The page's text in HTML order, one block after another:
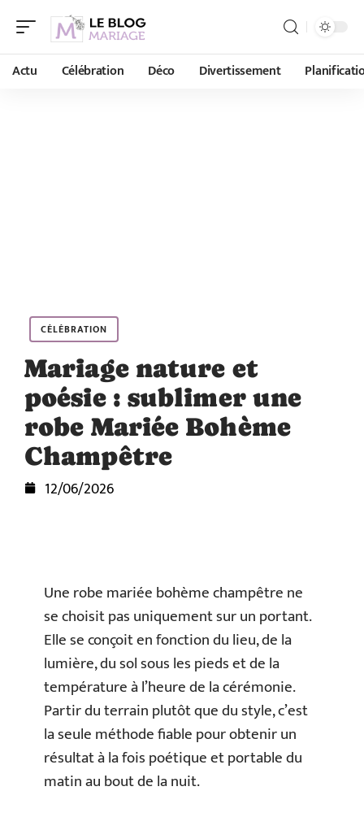
Actu Célébration Déco Divertissement
CÉLÉBRATION
Mariage nature et
poésie : sublimer une
robe Mariée Bohème
Champêtre
12/06/2026
Une robe mariée bohème champêtre ne
se choisit pas uniquement sur un portant.
Elle se conçoit en fonction du lieu, de la
lumière, du sol sous les pieds et de la
température à l’heure de la cérémonie.
Partir du terrain plutôt que du style, c’est
la seule méthode fiable pour obtenir un
résultat à la fois poétique et portable du
matin au bout de la nuit.